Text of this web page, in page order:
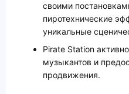
своими
пиротехнические
уникальные
Pirate Station
музыкантов и
продвижения.